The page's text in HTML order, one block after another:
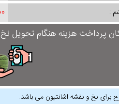
:
پرداخت هزینه هنگام تحویل
برای نخ و نقشه اشانتیون می باشد.